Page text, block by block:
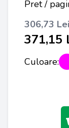
Pret /
306,73 Lei
371,15
Culoare: